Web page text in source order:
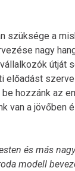
szüksége a
nagy
útját
előadást
hozzánk az
a jövőben
és más
modell